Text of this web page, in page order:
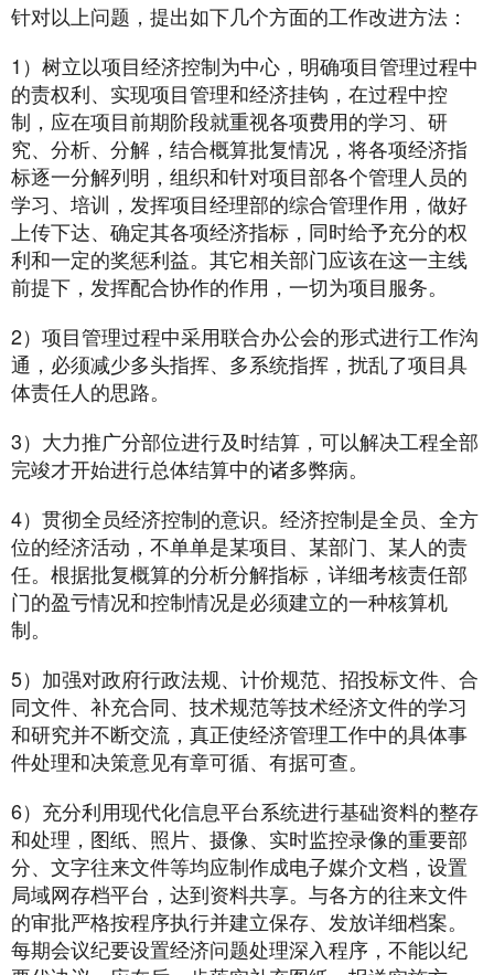
针对以上问题，提出如下几个方面的工作改进方法：
1）树立以项目经济控制为中心，明确项目管理过程中
的责权利、实现项目管理和经济挂钩，在过程中控
制，应在项目前期阶段就重视各项费用的学习、研
究、分析、分解，结合概算批复情况，将各项经济指
标逐一分解列明，组织和针对项目部各个管理人员的
学习、培训，发挥项目经理部的综合管理作用，做好
上传下达、确定其各项经济指标，同时给予充分的权
利和一定的奖惩利益。其它相关部门应该在这一主线
前提下，发挥配合协作的作用，一切为项目服务。
2）项目管理过程中采用联合办公会的形式进行工作沟
通，必须减少多头指挥、多系统指挥，扰乱了项目具
体责任人的思路。
3）大力推广分部位进行及时结算，可以解决工程全部
完竣才开始进行总体结算中的诸多弊病。
4）贯彻全员经济控制的意识。经济控制是全员、全方
位的经济活动，不单单是某项目、某部门、某人的责
任。根据批复概算的分析分解指标，详细考核责任部
门的盈亏情况和控制情况是必须建立的一种核算机
制。
5）加强对政府行政法规、计价规范、招投标文件、合
同文件、补充合同、技术规范等技术经济文件的学习
和研究并不断交流，真正使经济管理工作中的具体事
件处理和决策意见有章可循、有据可查。
6）充分利用现代化信息平台系统进行基础资料的整存
和处理，图纸、照片、摄像、实时监控录像的重要部
分、文字往来文件等均应制作成电子媒介文档，设置
局域网存档平台，达到资料共享。与各方的往来文件
的审批严格按程序执行并建立保存、发放详细档案。
每期会议纪要设置经济问题处理深入程序，不能以纪